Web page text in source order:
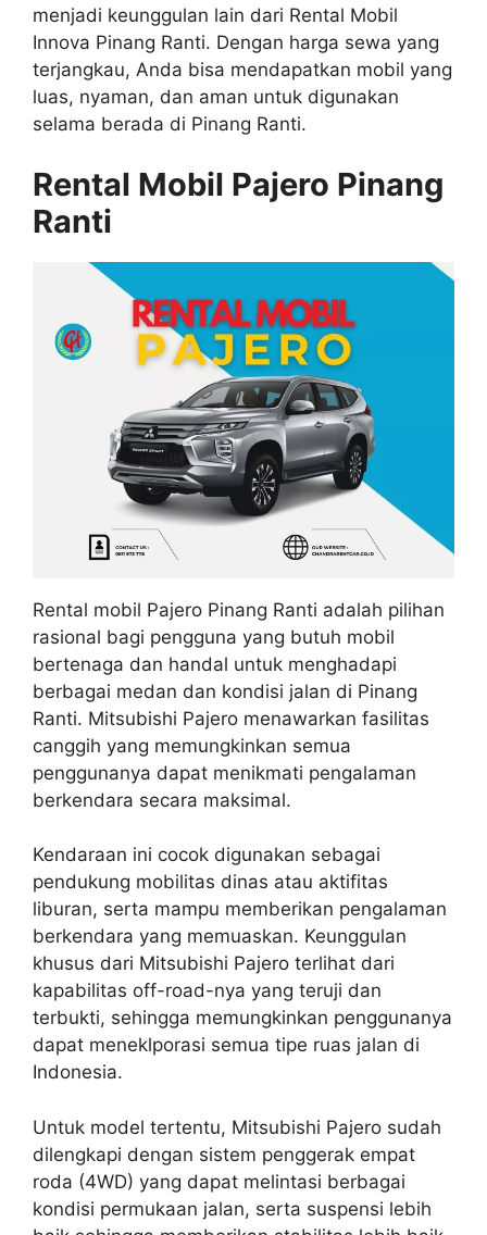
menjadi keunggulan lain dari Rental Mobil
Innova Pinang Ranti. Dengan harga sewa yang
terjangkau, Anda bisa mendapatkan mobil yang
luas, nyaman, dan aman untuk digunakan
selama berada di Pinang Ranti.
Rental Mobil Pajero Pinang
Ranti
Rental mobil Pajero Pinang Ranti adalah pilihan
rasional bagi pengguna yang butuh mobil
bertenaga dan handal untuk menghadapi
berbagai medan dan kondisi jalan di Pinang
Ranti. Mitsubishi Pajero menawarkan fasilitas
canggih yang memungkinkan semua
penggunanya dapat menikmati pengalaman
berkendara secara maksimal.
Kendaraan ini cocok digunakan sebagai
pendukung mobilitas dinas atau aktifitas
liburan, serta mampu memberikan pengalaman
berkendara yang memuaskan. Keunggulan
khusus dari Mitsubishi Pajero terlihat dari
kapabilitas off-road-nya yang teruji dan
terbukti, sehingga memungkinkan penggunanya
dapat meneklporasi semua tipe ruas jalan di
Indonesia.
Untuk model tertentu, Mitsubishi Pajero sudah
dilengkapi dengan sistem penggerak empat
roda (4WD) yang dapat melintasi berbagai
kondisi permukaan jalan, serta suspensi lebih